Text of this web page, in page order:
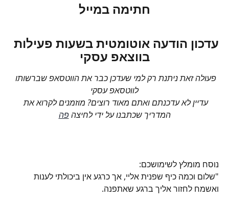
חתימה במייל
עדכון הודעה אוטומטית בשעות פעילות
בווצאפ עסקי
פעולה זאת ניתנת רק למי שעדכן כבר את הווטסאפ שברשותו
לווטסאפ עסקי
עדיין לא עדכנתם ואתם מאוד רוצים? מוזמנים לקרוא את
המדריך שכתבנו על ידי לחיצה פה
נוסח מומלץ לשימושכם:
"שלום וכמה כיף שפנית אליי, אך כרגע אין ביכולתי לענות
ואשמח לחזור אליך ברגע שאתפנה.